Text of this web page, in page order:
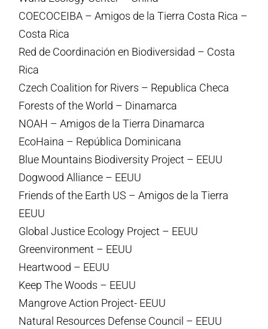
COECOCEIBA – Amigos de la Tierra Costa Rica –
Costa Rica
Red de Coordinación en Biodiversidad – Costa
Rica
Czech Coalition for Rivers – Republica Checa
Forests of the World – Dinamarca
NOAH – Amigos de la Tierra Dinamarca
EcoHaina – República Dominicana
Blue Mountains Biodiversity Project – EEUU
Dogwood Alliance – EEUU
Friends of the Earth US – Amigos de la Tierra
EEUU
Global Justice Ecology Project – EEUU
Greenvironment – EEUU
Heartwood – EEUU
Keep The Woods – EEUU
Mangrove Action Project- EEUU
Natural Resources Defense Council – EEUU